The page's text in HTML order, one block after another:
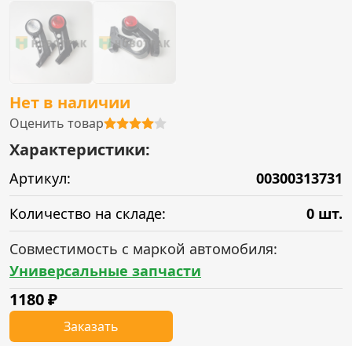
Нет в наличии
Оценить товар
Характеристики:
Артикул:
00300313731
Количество на складе:
0 шт.
Совместимость с маркой автомобиля:
Универсальные запчасти
1180₽
Заказать